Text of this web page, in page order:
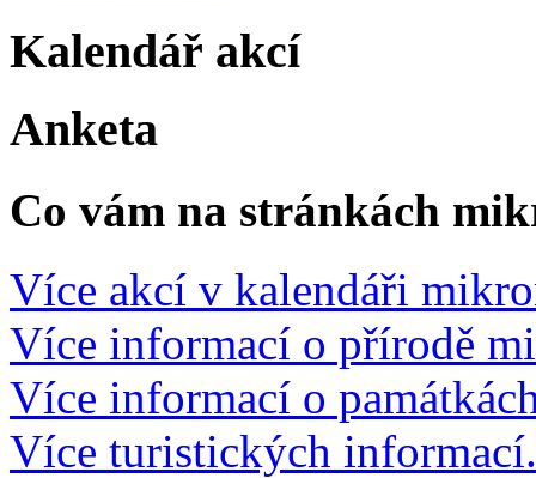
Kalendář akcí
Anketa
Co vám na stránkách
Více akcí v kalendáři
Více informací o přírodě
Více informací o
Více turistických